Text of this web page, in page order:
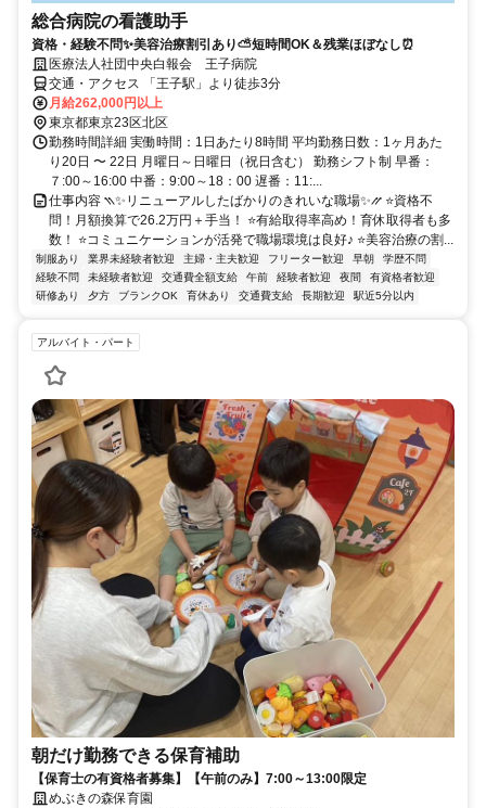
総合病院の看護助手
資格・経験不問✨美容治療割引あり⛅短時間OK＆残業ほぼなし⏰
医療法人社団中央白報会 王子病院
交通・アクセス 「王子駅」より徒歩3分
月給262,000円以上
東京都東京23区北区
勤務時間詳細 実働時間：1日あたり8時間 平均勤務日数：1ヶ月あた
り20日 〜 22日 月曜日～日曜日（祝日含む） 勤務シフト制 早番：
７:00～16:00 中番：9:00～18：00 遅番：11:...
仕事内容 ⳹✨リニューアルしたばかりのきれいな職場✨⳼ ⭐資格不
問！月額換算で26.2万円＋手当！ ⭐有給取得率高め！育休取得者も多
数！ ⭐コミュニケーションが活発で職場環境は良好♪ ⭐美容治療の割...
制服あり 業界未経験者歓迎 主婦・主夫歓迎 フリーター歓迎 早朝
学歴不問
経験不問
未経験者歓迎 交通費全額支給 午前 経験者歓迎 夜間
有資格者歓迎
研修あり
夕方 ブランクOK 育休あり 交通費支給 長期歓迎 駅近5分以内
アルバイト・パート
朝だけ勤務できる保育補助
【保育士の有資格者募集】【午前のみ】7:00～13:00限定
めぶきの森保育園